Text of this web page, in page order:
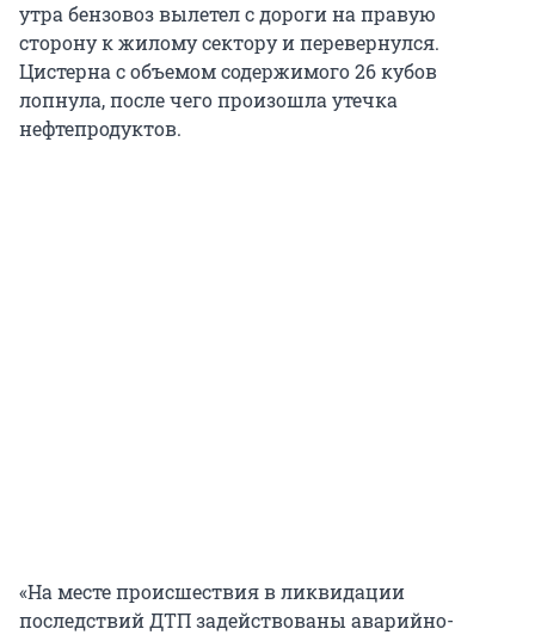
утра бензовоз вылетел с дороги на правую
сторону к жилому сектору и перевернулся.
Цистерна с объемом содержимого 26 кубов
лопнула, после чего произошла утечка
нефтепродуктов.
«На месте происшествия в ликвидации
последствий ДТП задействованы аварийно-